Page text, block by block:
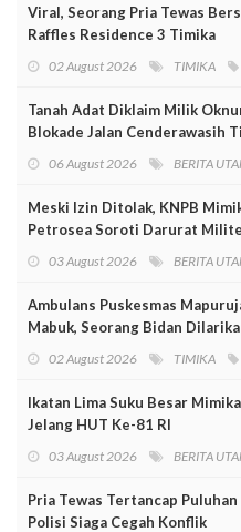
Viral, Seorang Pria Tewas
Raffles Residence 3 Timika
02 August 2026 TIMIKA
Tanah Adat Diklaim Milik
Blokade Jalan Cenderawasih
06 August 2026 BERITA
Meski Izin Ditolak, KNPB
Petrosea Soroti Darurat
03 August 2026 BERITA
Ambulans Puskesmas
Mabuk, Seorang Bidan
02 August 2026 TIMIKA
Ikatan Lima Suku Besar
Jelang HUT Ke-81 RI
03 August 2026 BERITA
Pria Tewas Tertancap Puluhan
Polisi Siaga Cegah Konflik